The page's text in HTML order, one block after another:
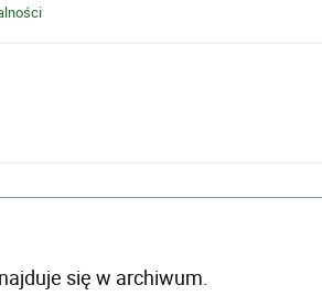
się w archiwum.